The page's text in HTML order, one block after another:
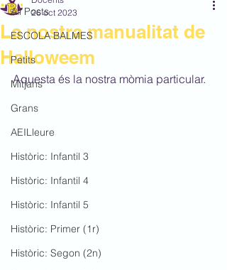
All Posts
ESCOLA BALMES
Petits
Mitjans
Grans
AEILleure
Històric: Infantil 3
Històric: Infantil 4
Històric: Infantil 5
Històric: Primer (1r)
Històric: Segon (2n)
La nostra manualitat de
Halloweem
26 oct 2023
Aquesta és la nostra mòmia particular.